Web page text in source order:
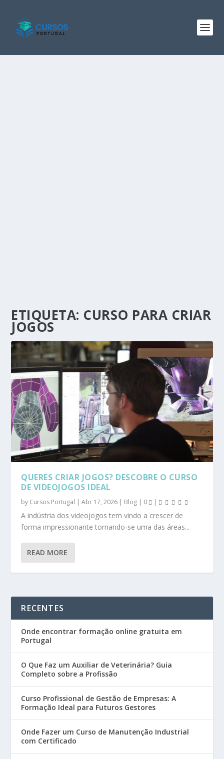
ETIQUETA: CURSO PARA CRIAR
JOGOS
QUERES CRIAR JOGOS? DESCOBRE O CURSO
DE VIDEOJOGOS IDEAL
by Cursos Portugal |Abr 17, 2026 | Blog | 0 |
A indústria dos videojogos tem vindo a crescer de
forma impressionante tornando-se uma das áreas...
READ MORE
RECENTES
Onde encontrar formação online gratuita em
Portugal
O Que Faz um Auxiliar de Veterinária? Guia
Completo sobre a Profissão
Curso Profissional de Gestão de Empresas: A
Formação Ideal para Futuros Gestores
Onde Fazer um Curso de Manutenção Industrial
com Certificado